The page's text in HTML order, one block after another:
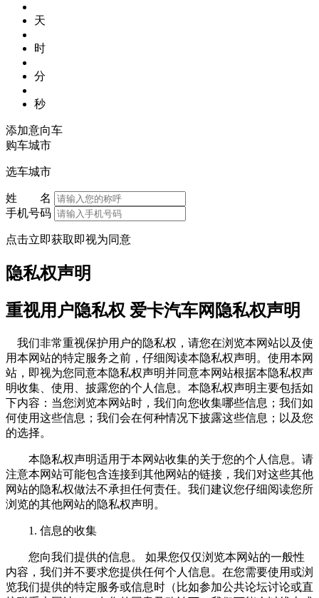
天
时
分
秒
添加意向车
购车城市
选车城市
姓 名
手机号码
点击立即获取即视为同意
隐私权声明
重视用户隐私权 爱卡汽车网隐私权声明
我们非常重视保护用户的隐私权，请您在浏览本网站以及使
用本网站的特定服务之前，仔细阅读本隐私权声明。使用本网
站，即视为您同意本隐私权声明并同意本网站根据本隐私权声
明收集、使用、披露您的个人信息。本隐私权声明主要包括如
下内容：当您浏览本网站时，我们向您收集哪些信息；我们如
何使用这些信息；我们会在何种情况下披露这些信息；以及您
的选择。
本隐私权声明适用于本网站收集的关于您的个人信息。请
注意本网站可能包含连接到其他网站的链接，我们对这些其他
网站的隐私权做法不承担任何责任。我们建议您仔细阅读您所
浏览的其他网站的隐私权声明。
1. 信息的收集
您向我们提供的信息。 如果您仅仅浏览本网站的一般性
内容，我们并不要求您提供任何个人信息。在您需要使用或浏
览我们提供的特定服务或信息时（比如参加公共论坛讨论或直